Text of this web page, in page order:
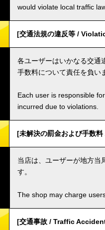
would violate local traffic
[交通法規の違反等 /
各ユーザーはいかなる交通
手数料について責任を負い
Each user is responsible
incurred due to violations.
[未解決の罰金および手数
当店は、ユーザーが地方当
す。
The shop may charge
[交通事故 / Traffic